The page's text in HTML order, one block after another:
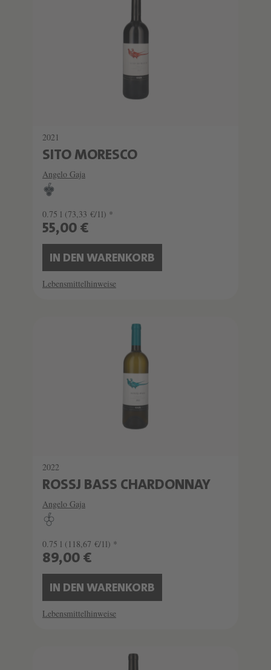
2021
SITO MORESCO
Angelo Gaja
0.75 l (73,33 €/1l) *
55,00 €
IN DEN WARENKORB
Lebensmittelhinweise
2022
ROSSJ BASS CHARDONNAY
Angelo Gaja
0.75 l (118,67 €/1l) *
89,00 €
IN DEN WARENKORB
Lebensmittelhinweise